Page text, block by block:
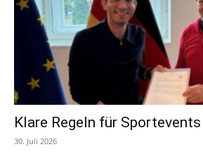
Klare Regeln für Sportevents
30. Juli 2026